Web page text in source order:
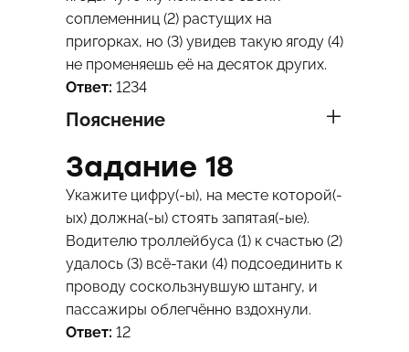
соплеменниц (2) растущих на
пригорках, но (3) увидев такую ягоду (4)
не променяешь её на десяток других.
Ответ: 1234
Пояснение
Задание 18
Укажите цифру(-ы), на месте которой(-
ых) должна(-ы) стоять запятая(-ые).
Водителю троллейбуса (1) к счастью (2)
удалось (3) всё-таки (4) подсоединить к
проводу соскользнувшую штангу, и
пассажиры облегчённо вздохнули.
Ответ: 12